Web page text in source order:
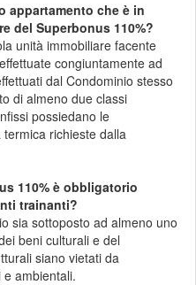
appartamento che è in
del Superbonus 110%?
unità immobiliare facente
congiuntamente ad
dal Condominio stesso
di almeno due classi
possiedano le
richieste dalla
110% è obbligatorio
trainanti?
sia sottoposto ad almeno uno
beni culturali e del
siano vietati da
ambientali.